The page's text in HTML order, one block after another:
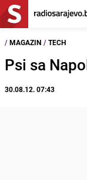
/ MAGAZIN / TECH
Psi sa
30.08.12. 07:43